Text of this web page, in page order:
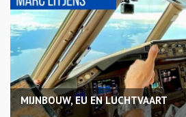
MIJNBOUW, EU EN LUCHTVAART